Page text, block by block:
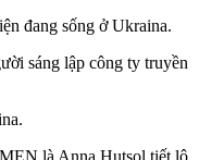
đang sống ở Ukraina.
sáng lập công ty truyền